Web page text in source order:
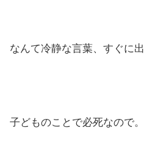
なんて冷静な言葉、すぐに
子どものことで必死なので。